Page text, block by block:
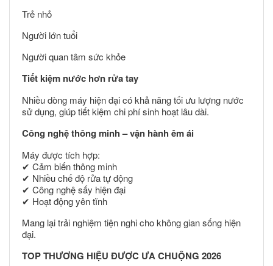
Trẻ nhỏ
Người lớn tuổi
Người quan tâm sức khỏe
Tiết kiệm nước hơn rửa tay
Nhiều dòng máy hiện đại có khả năng tối ưu lượng nước
sử dụng, giúp tiết kiệm chi phí sinh hoạt lâu dài.
Công nghệ thông minh – vận hành êm ái
Máy được tích hợp:
✔ Cảm biến thông minh
✔ Nhiều chế độ rửa tự động
✔ Công nghệ sấy hiện đại
✔ Hoạt động yên tĩnh
Mang lại trải nghiệm tiện nghi cho không gian sống hiện
đại.
TOP THƯƠNG HIỆU ĐƯỢC ƯA CHUỘNG 2026